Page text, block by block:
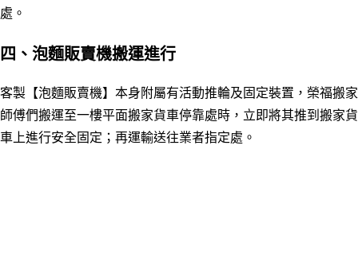
處。
四 、泡麵販賣機搬運進行
客製【泡麵販賣機】 本身附屬有活動推輪及固定裝置，榮福搬家
師傅們搬運至一樓平面搬家貨車停靠處時，立即將其推到搬家貨
車上進行安全固定；再運輸送往業者指定處。